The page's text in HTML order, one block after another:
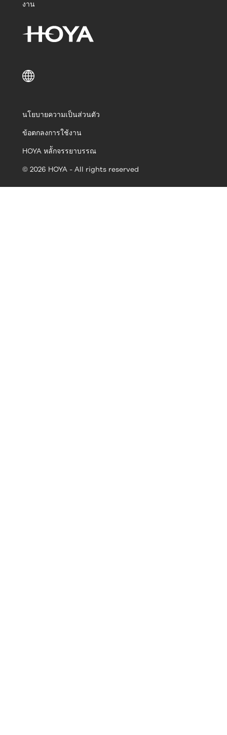
งาน
© 2026 HOYA - All rights reserved
นโยบายความเป็นส่วนตัว
ข้อตกลงการใช้งาน
HOYA หลัักจรรยาบรรณ